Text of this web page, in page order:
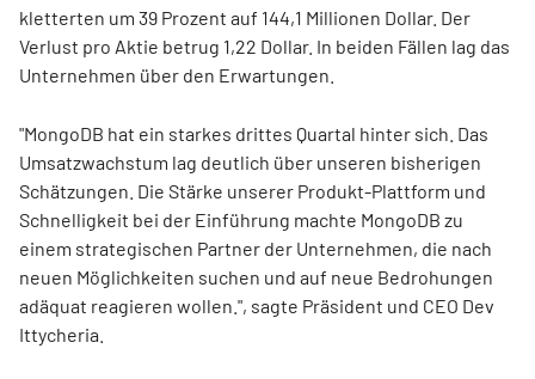
kletterten um 39 Prozent auf 144,1 Millionen Dollar. Der
Verlust pro Aktie betrug 1,22 Dollar. In beiden Fällen lag das
Unternehmen über den Erwartungen.
"MongoDB hat ein starkes drittes Quartal hinter sich. Das
Umsatzwachstum lag deutlich über unseren bisherigen
Schätzungen. Die Stärke unserer Produkt-Plattform und
Schnelligkeit bei der Einführung machte MongoDB zu
einem strategischen Partner der Unternehmen, die nach
neuen Möglichkeiten suchen und auf neue Bedrohungen
adäquat reagieren wollen.", sagte Präsident und CEO Dev
Ittycheria.